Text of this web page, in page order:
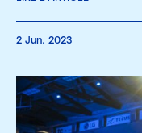
2 Jun. 2023